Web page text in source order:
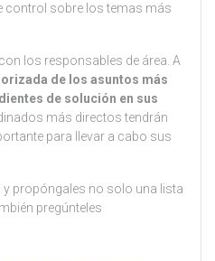
control sobre los temas más
con los responsables de área. A
de los asuntos más
de solución en sus
más directos tendrán
para llevar a cabo sus
propóngales no solo una lista
pregúnteles